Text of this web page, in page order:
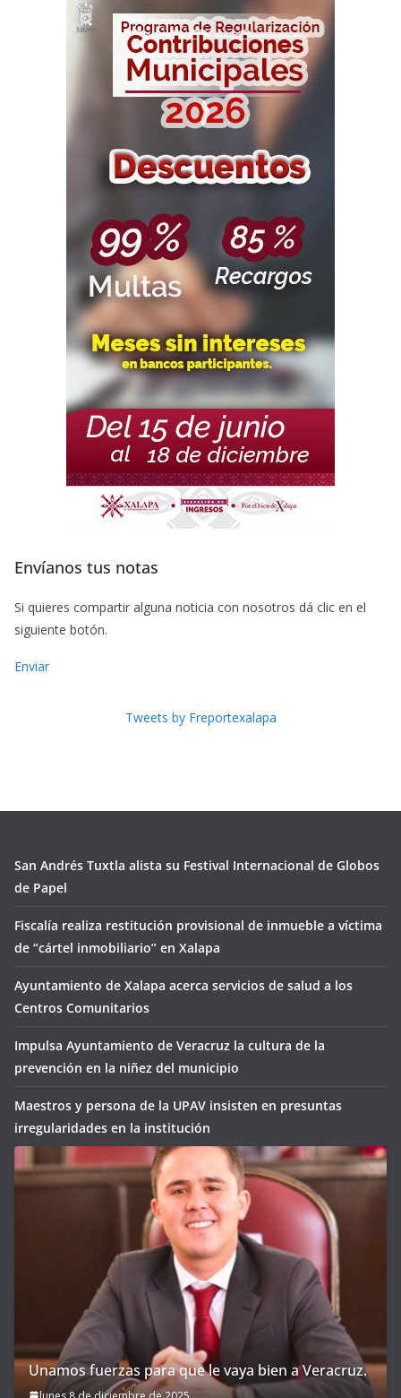
Envíanos tus notas
Si quieres compartir alguna noticia con nosotros dá clic en el
siguiente botón.
Enviar
Tweets by Freportexalapa
San Andrés Tuxtla alista su Festival Internacional de Globos
de Papel
Fiscalía realiza restitución provisional de inmueble a víctima
de “cártel inmobiliario” en Xalapa
Ayuntamiento de Xalapa acerca servicios de salud a los
Centros Comunitarios
Impulsa Ayuntamiento de Veracruz la cultura de la
prevención en la niñez del municipio
Maestros y persona de la UPAV insisten en presuntas
irregularidades en la institución
Unamos fuerzas para que le vaya bien a Veracruz.